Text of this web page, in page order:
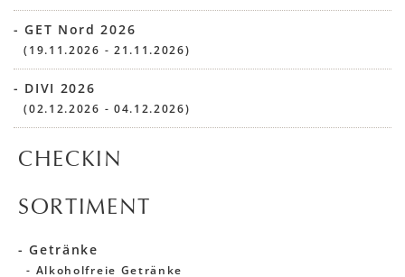
- GET Nord 2026
(19.11.2026 - 21.11.2026)
- DIVI 2026
(02.12.2026 - 04.12.2026)
CHECKIN
SORTIMENT
- Getränke
- Alkoholfreie Getränke